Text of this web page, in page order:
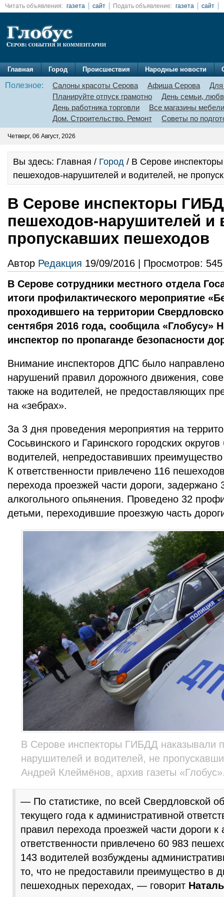
Читать объявления: газета сайт Подать объявление: газета сайт
Главная Город Происшествия Народные новости
Полезное: Салоны красоты Серова Афиша Серова
Для
Планируйте отпуск грамотно
День семьи,
День работника торговли
Все магазины мебели
Дом. Строительство. Ремонт
Советы по
Четверг, 06 Август, 2026
Вы здесь: Главная / Город / В Серове
пешеходов-нарушителей и водителей, не
В Серове инспекторы
пешеходов-нарушителей и
пропускавших пешеходов
Автор Редакция 19/09/2016 | Просмотров: 545
В Серове сотрудники местного отдела
итоги профилактического мероприятие
проходившего на территории
сентября 2016 года, сообщила «Глобусу»
инспектор по пропаганде безопасности
Внимание инспекторов ДПС было
нарушений правил дорожного движения,
также на водителей, не предоставляющих
на «зебрах».
За 3 дня проведения мероприятия на
Сосьвинского и Гаринского городских
водителей, непредоставивших
К ответственности привлечено 116
перехода проезжей части дороги, задержано
алкогольного опьянения. Проведено 32
детьми, переходившие проезжую часть
В Серове инспекторы ГИБДД наказывали
нарушителей и водителей, не
Андрей Клеймёнов, архив газеты
— По статистике, по всей Свердловской
текущего года к административной
правил перехода проезжей части дороги к
ответственности привлечено 60 983
143 водителей возбуждены
то, что не предоставили преимущество в
пешеходных переходах, — говорит